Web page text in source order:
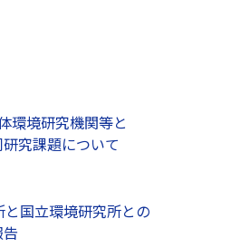
環境研究機関等と
究課題について
と国立環境研究所との